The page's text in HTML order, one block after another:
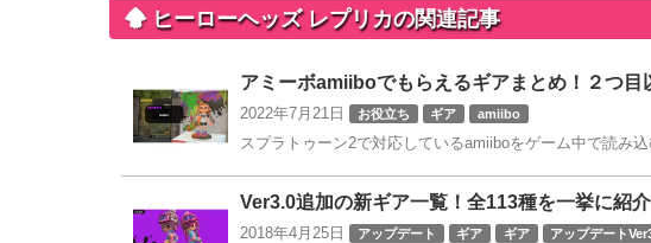
ヒーローヘッズ レプリカの関連記事
アミーボamiiboでもらえるギアまとめ！２つ目
2022年7月21日 お役立ち ギア amiibo
スプラトゥーン2で対応しているamiiboをゲーム中で読み
Ver3.0追加の新ギア一覧！全113種を一挙に紹介
2018年4月25日 アップデート ギア ギア アップデート